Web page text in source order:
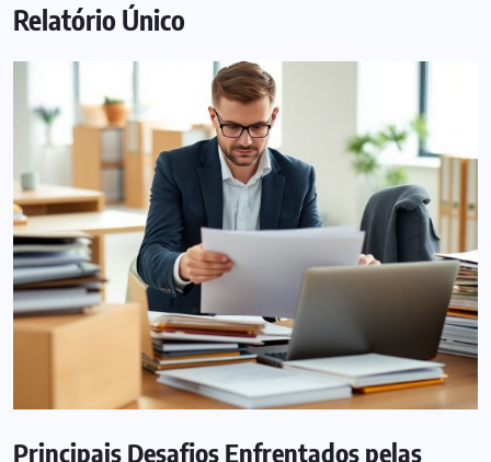
Relatório Único
Principais Desafios Enfrentados pelas